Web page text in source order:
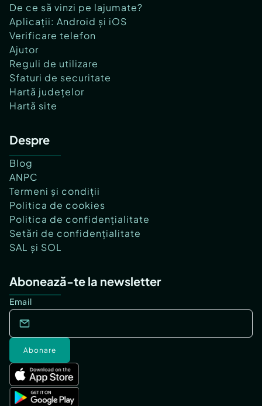
De ce să vinzi pe lajumate?
Aplicații: Android și iOS
Verificare telefon
Ajutor
Reguli de utilizare
Sfaturi de securitate
Hartă județelor
Hartă site
Despre
Blog
ANPC
Termeni și condiții
Politica de cookies
Politica de confidențialitate
Setări de confidențialitate
SAL și SOL
Abonează-te la newsletter
Email
Abonare